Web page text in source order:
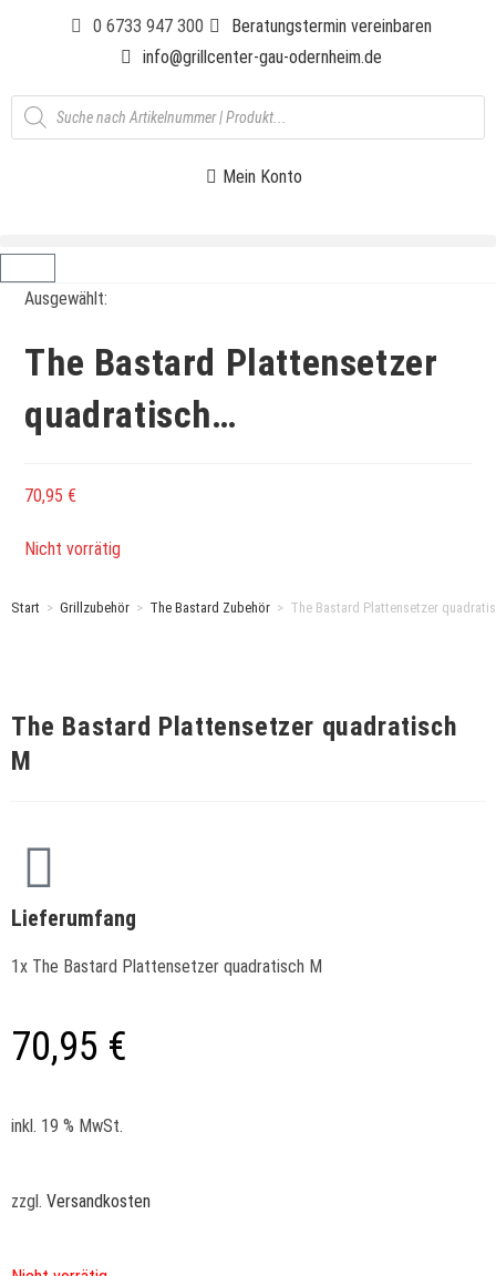
0 6733 947 300
Beratungstermin vereinbaren
info@grillcenter-gau-odernheim.de
Mein Konto
Ausgewählt:
The Bastard Plattensetzer
quadratisch…
70,95 €
Nicht vorrätig
Start > Grillzubehör > The Bastard Zubehör > The Bastard Plattensetzer
The Bastard Plattensetzer quadratisch
M
Lieferumfang
1x The Bastard Plattensetzer quadratisch M
70,95 €
inkl. 19 % MwSt.
zzgl. Versandkosten